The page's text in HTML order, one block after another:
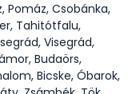
Pomáz, Csobánka,
Tahitótfalu,
Visegrád,
Budaörs,
Bicske, Óbarok,